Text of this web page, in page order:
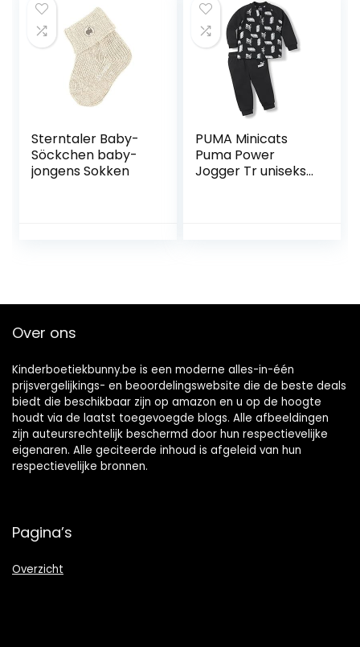
Sterntaler Baby-
Söckchen baby-
jongens Sokken
PUMA Minicats
Puma Power
Jogger Tr uniseks-
Over ons
Kinderboetiekbunny.be is een moderne alles-in-één
prijsvergelijkings- en beoordelingswebsite die de beste deals
biedt die beschikbaar zijn op amazon en u op de hoogte
houdt via de laatst toegevoegde blogs. Alle afbeeldingen
zijn auteursrechtelijk beschermd door hun respectievelijke
eigenaren. Alle geciteerde inhoud is afgeleid van hun
respectievelijke bronnen.
Pagina’s
Overzicht